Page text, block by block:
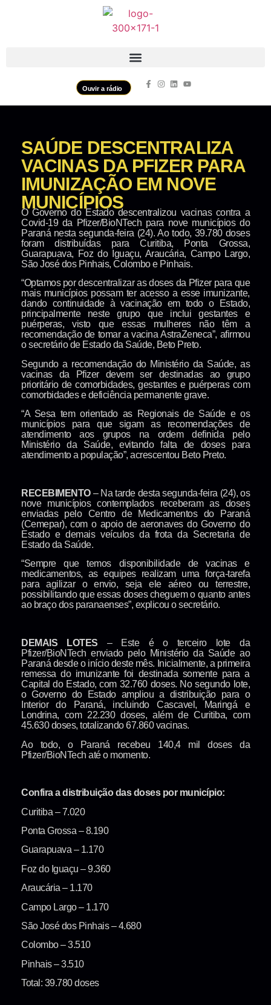
Ouvir a rádio
SAÚDE DESCENTRALIZA
VACINAS DA PFIZER PARA
IMUNIZAÇÃO EM NOVE
MUNICÍPIOS
O Governo do Estado descentralizou vacinas contra a
Covid-19 da Pfizer/BioNTech para nove municípios do
Paraná nesta segunda-feira (24). Ao todo, 39.780 doses
foram distribuídas para Curitiba, Ponta Grossa,
Guarapuava, Foz do Iguaçu, Araucária, Campo Largo,
São José dos Pinhais, Colombo e Pinhais.
“Optamos por descentralizar as doses da Pfizer para que
mais municípios possam ter acesso a esse imunizante,
dando continuidade à vacinação em todo o Estado,
principalmente neste grupo que inclui gestantes e
puérperas, visto que essas mulheres não têm a
recomendação de tomar a vacina AstraZeneca”, afirmou
o secretário de Estado da Saúde, Beto Preto.
Segundo a recomendação do Ministério da Saúde, as
vacinas da Pfizer devem ser destinadas ao grupo
prioritário de comorbidades, gestantes e puérperas com
comorbidades e deficiência permanente grave.
“A Sesa tem orientado as Regionais de Saúde e os
municípios para que sigam as recomendações de
atendimento aos grupos na ordem definida pelo
Ministério da Saúde, evitando falta de doses para
atendimento a população”, acrescentou Beto Preto.
RECEBIMENTO– Na tarde desta segunda-feira (24), os
nove municípios contemplados receberam as doses
enviadas pelo Centro de Medicamentos do Paraná
(Cemepar), com o apoio de aeronaves do Governo do
Estado e demais veículos da frota da Secretaria de
Estado da Saúde.
“Sempre que temos disponibilidade de vacinas e
medicamentos, as equipes realizam uma força-tarefa
para agilizar o envio, seja ele aéreo ou terrestre,
possibilitando que essas doses cheguem o quanto antes
ao braço dos paranaenses”, explicou o secretário.
DEMAIS LOTES – Este é o terceiro lote da
Pfizer/BioNTech enviado pelo Ministério da Saúde ao
Paraná desde o início deste mês. Inicialmente, a primeira
remessa do imunizante foi destinada somente para a
Capital do Estado, com 32.760 doses. No segundo lote,
o Governo do Estado ampliou a distribuição para o
Interior do Paraná, incluindo Cascavel, Maringá e
Londrina, com 22.230 doses, além de Curitiba, com
45.630 doses, totalizando 67.860 vacinas.
Ao todo, o Paraná recebeu 140,4 mil doses da
Pfizer/BioNTech até o momento.
Confira a distribuição das doses por município:
Curitiba – 7.020
Ponta Grossa – 8.190
Guarapuava – 1.170
Foz do Iguaçu – 9.360
Araucária – 1.170
Campo Largo – 1.170
São José dos Pinhais – 4.680
Colombo – 3.510
Pinhais – 3.510
Total: 39.780 doses